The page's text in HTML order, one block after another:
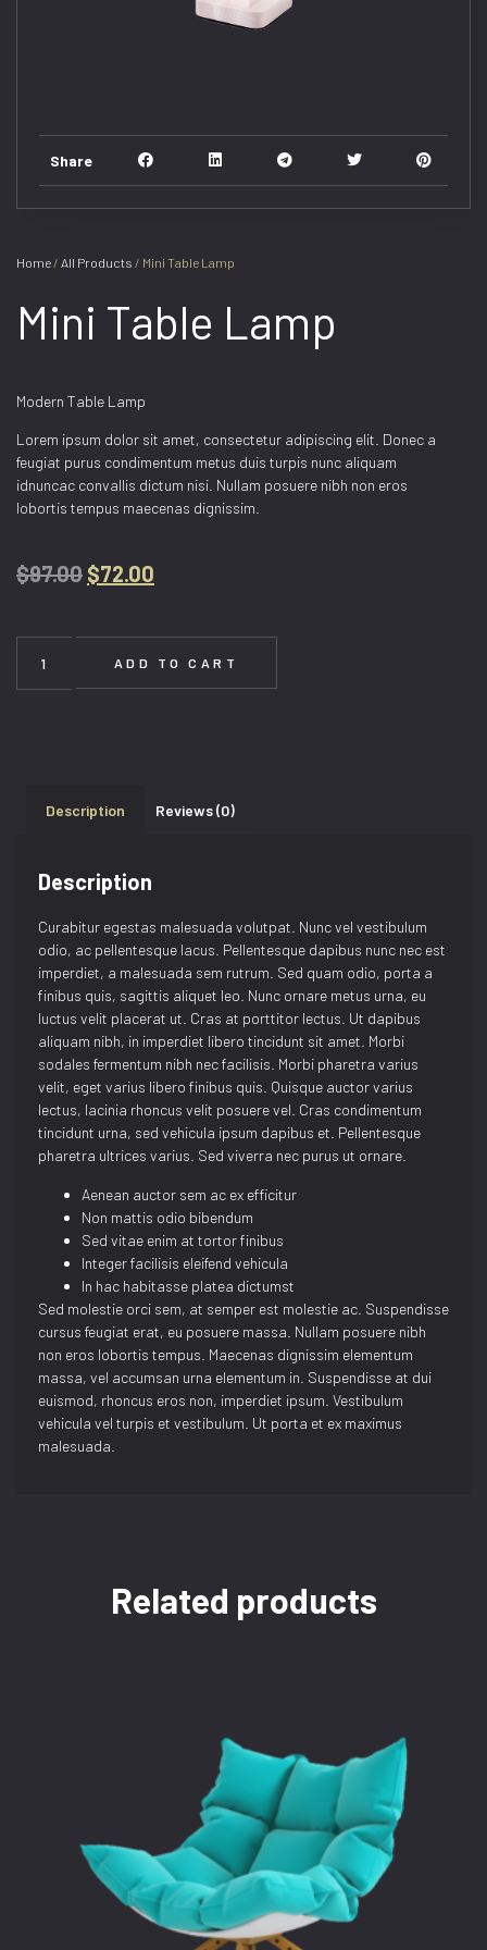
Home / All Products / Mini Table Lamp
Mini Table Lamp
Modern Table Lamp
Lorem ipsum dolor sit amet, consectetur adipiscing elit. Donec a
feugiat purus condimentum metus duis turpis nunc aliquam
idnuncac convallis dictum nisi. Nullam posuere nibh non eros
lobortis tempus maecenas dignissim.
$97.00 $72.00
ADD TO CART
Share
Description Reviews (0)
Description
Curabitur egestas malesuada volutpat. Nunc vel vestibulum
odio, ac pellentesque lacus. Pellentesque dapibus nunc nec est
imperdiet, a malesuada sem rutrum. Sed quam odio, porta a
finibus quis, sagittis aliquet leo. Nunc ornare metus urna, eu
luctus velit placerat ut. Cras at porttitor lectus. Ut dapibus
aliquam nibh, in imperdiet libero tincidunt sit amet. Morbi
sodales fermentum nibh nec facilisis. Morbi pharetra varius
velit, eget varius libero finibus quis. Quisque auctor varius
lectus, lacinia rhoncus velit posuere vel. Cras condimentum
tincidunt urna, sed vehicula ipsum dapibus et. Pellentesque
pharetra ultrices varius. Sed viverra nec purus ut ornare.
Aenean auctor sem ac ex efficitur
Non mattis odio bibendum
Sed vitae enim at tortor finibus
Integer facilisis eleifend vehicula
In hac habitasse platea dictumst
Sed molestie orci sem, at semper est molestie ac. Suspendisse
cursus feugiat erat, eu posuere massa. Nullam posuere nibh
non eros lobortis tempus. Maecenas dignissim elementum
massa, vel accumsan urna elementum in. Suspendisse at dui
euismod, rhoncus eros non, imperdiet ipsum. Vestibulum
vehicula vel turpis et vestibulum. Ut porta et ex maximus
malesuada.
Related products